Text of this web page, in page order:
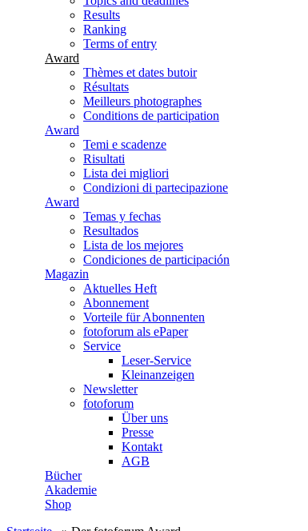
Results
Ranking
Terms of entry
Award
Thèmes et dates butoir
Résultats
Meilleurs photographes
Conditions de participation
Award
Temi e scadenze
Risultati
Lista dei migliori
Condizioni di partecipazione
Award
Temas y fechas
Resultados
Lista de los mejores
Condiciones de participación
Magazin
Aktuelles Heft
Abonnement
Vorteile für Abonnenten
fotoforum als ePaper
Service
Leser-Service
Kleinanzeigen
Newsletter
fotoforum
Über uns
Presse
Kontakt
AGB
Bücher
Akademie
Shop